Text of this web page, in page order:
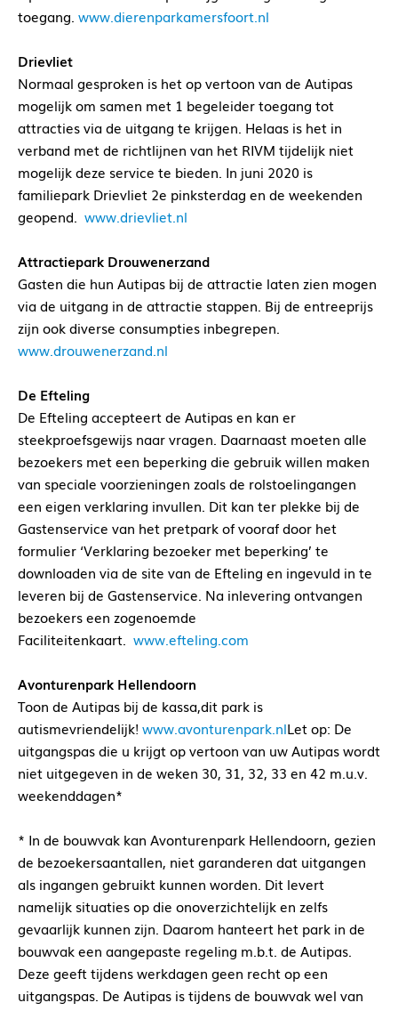
toegang. www.dierenparkamersfoort.nl
Drievliet
Normaal gesproken is het op vertoon van de Autipas
mogelijk om samen met 1 begeleider toegang tot
attracties via de uitgang te krijgen. Helaas is het in
verband met de richtlijnen van het RIVM tijdelijk niet
mogelijk deze service te bieden. In juni 2020 is
familiepark Drievliet 2e pinksterdag en de weekenden
geopend. www.drievliet.nl
Attractiepark Drouwenerzand
Gasten die hun Autipas bij de attractie laten zien mogen
via de uitgang in de attractie stappen. Bij de entreeprijs
zijn ook diverse consumpties inbegrepen.
www.drouwenerzand.nl
De Efteling
De Efteling accepteert de Autipas en kan er
steekproefsgewijs naar vragen. Daarnaast moeten alle
bezoekers met een beperking die gebruik willen maken
van speciale voorzieningen zoals de rolstoelingangen
een eigen verklaring invullen. Dit kan ter plekke bij de
Gastenservice van het pretpark of vooraf door het
formulier ‘Verklaring bezoeker met beperking’ te
downloaden via de site van de Efteling en ingevuld in te
leveren bij de Gastenservice. Na inlevering ontvangen
bezoekers een zogenoemde
Faciliteitenkaart. www.efteling.com
Avonturenpark Hellendoorn
Toon de Autipas bij de kassa,dit park is
autismevriendelijk! www.avonturenpark.nlLet op: De
uitgangspas die u krijgt op vertoon van uw Autipas wordt
niet uitgegeven in de weken 30, 31, 32, 33 en 42 m.u.v.
weekenddagen*
* In de bouwvak kan Avonturenpark Hellendoorn, gezien
de bezoekersaantallen, niet garanderen dat uitgangen
als ingangen gebruikt kunnen worden. Dit levert
namelijk situaties op die onoverzichtelijk en zelfs
gevaarlijk kunnen zijn. Daarom hanteert het park in de
bouwvak een aangepaste regeling m.b.t. de Autipas.
Deze geeft tijdens werkdagen geen recht op een
uitgangspas. De Autipas is tijdens de bouwvak wel van